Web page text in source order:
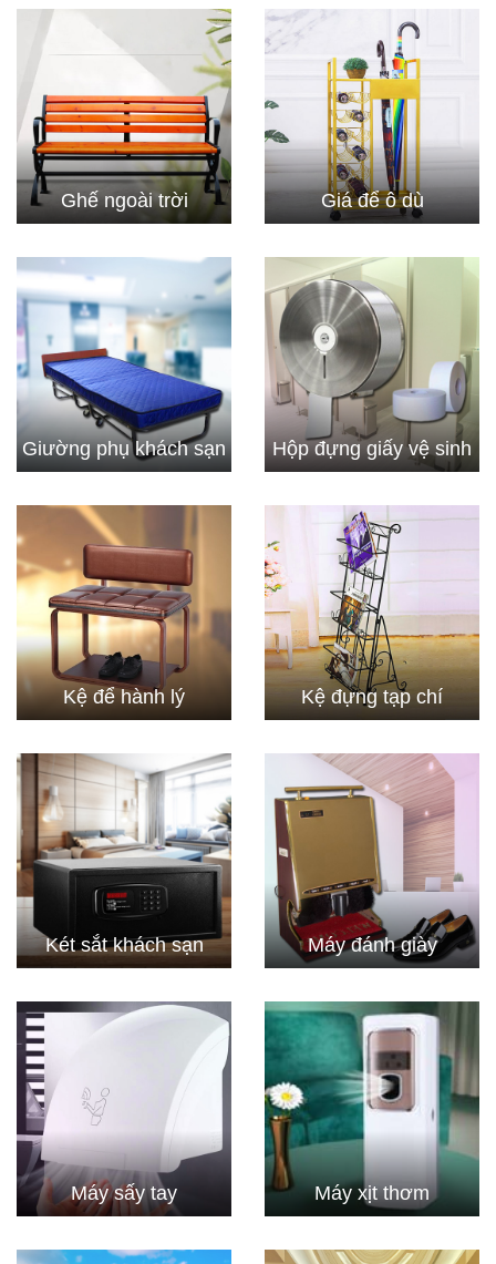
Ghế ngoài trời Giá để ô dù
Giường phụ khách sạn Hộp đựng giấy vệ sinh
Kệ để hành lý Kệ đựng tạp chí
Két sắt khách sạn Máy đánh giày
Máy sấy tay Máy xịt thơm